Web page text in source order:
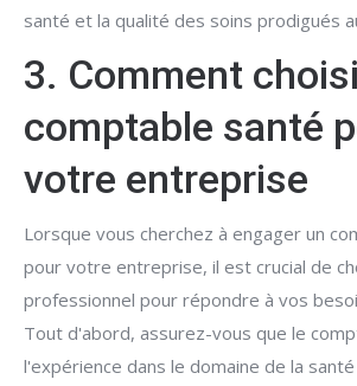
santé et la qualité des soins prodigués
3. Comment
comptable santé
votre entreprise
Lorsque vous cherchez à engager un
pour votre entreprise, il est crucial de
professionnel pour répondre à vos
Tout d'abord, assurez-vous que le
l'expérience dans le domaine de la